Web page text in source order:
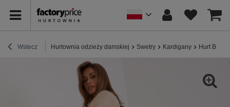
Wstecz Hurtownia odzieży damskiej Swetry Kardigany Hurt